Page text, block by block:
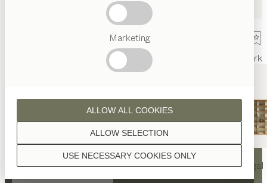
Marketing
USE NECESSARY COOKIES ONLY
ALLOW SELECTION
ALLOW ALL COOKIES
nyaTisch nyaStuhl filignoRegal
Referenzen Kontakt
KONTAKT
TEAM 7 München